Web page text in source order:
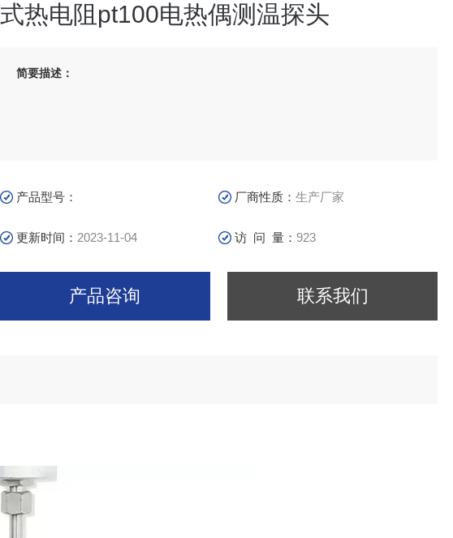
式热电阻pt100电热偶测温探头
简要描述：
产品型号： 厂商性质：生产厂家
更新时间： 2023-11-04 访 问 量：923
产品咨询 联系我们